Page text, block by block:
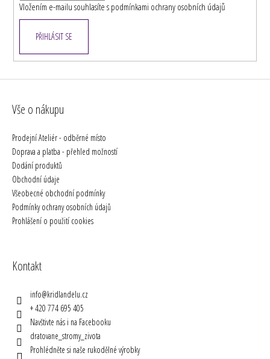
Vložením e-mailu souhlasíte spodmínkami ochrany osobních údajů
PŘIHLÁSIT SE
Vše o nákupu
Prodejní Ateliér - odběrné místo
Doprava a platba - přehled možností
Dodání produktů
Obchodní údaje
Všeobecné obchodní podmínky
Podmínky ochrany osobních údajů
Prohlášení o použití cookies
Kontakt
info@kridlandelu.cz
+ 420 774 695 405
Navštivte nás i na Facebooku
dratovane_stromy_zivota
Prohlédněte si naše rukodělné výrobky